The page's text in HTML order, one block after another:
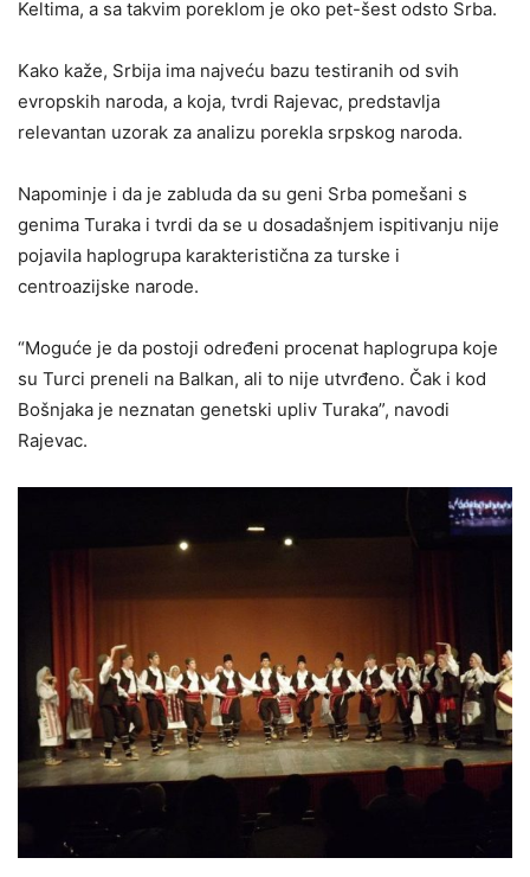
Keltima, a sa takvim poreklom je oko pet-šest odsto Srba.
Kako kaže, Srbija ima najveću bazu testiranih od svih
evropskih naroda, a koja, tvrdi Rajevac, predstavlja
relevantan uzorak za analizu porekla srpskog naroda.
Napominje i da je zabluda da su geni Srba pomešani s
genima Turaka i tvrdi da se u dosadašnjem ispitivanju nije
pojavila haplogrupa karakteristična za turske i
centroazijske narode.
“Moguće je da postoji određeni procenat haplogrupa koje
su Turci preneli na Balkan, ali to nije utvrđeno. Čak i kod
Bošnjaka je neznatan genetski upliv Turaka”, navodi
Rajevac.